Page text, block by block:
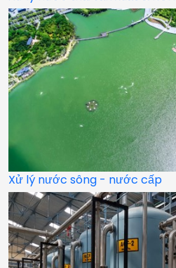
Xử lý nước sông - nước cấp